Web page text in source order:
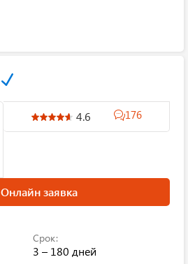
4.6 176
Онлайн заявка
Срок:
3 – 180 дней